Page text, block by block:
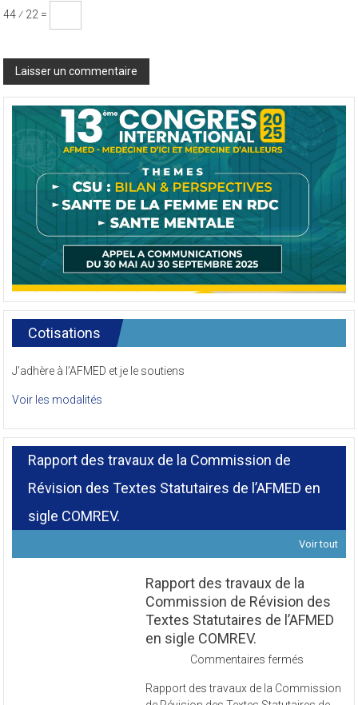
44 ⁄ 22 =
Cotisations
J’adhère à l’AFMED et je le soutiens
Voir les modalités
Rapport des travaux de la Commission de
Révision des Textes Statutaires de l’AFMED en
sigle COMREV.
Voir tout
Rapport des travaux de la
Commission de Révision des
Textes Statutaires de l’AFMED
en sigle COMREV.
Commentaires fermés
des
Rapport des travaux de la Commission